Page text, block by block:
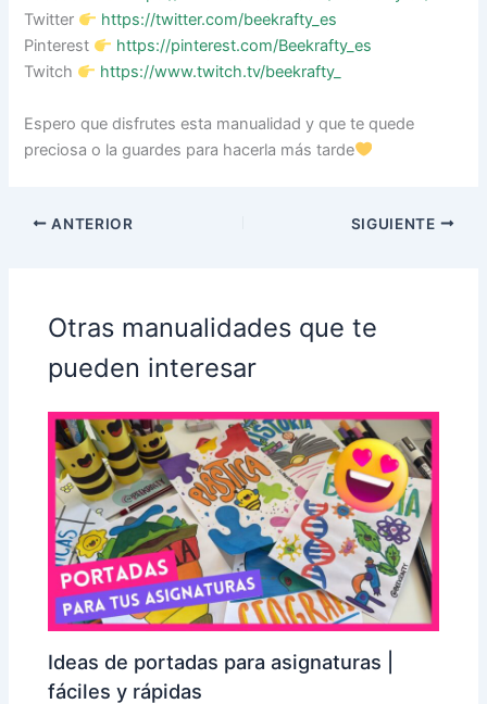
Twitter
https://twitter.com/beekrafty_es
Pinterest
https://pinterest.com/Beekrafty_es
Twitch
https://www.twitch.tv/beekrafty_
Espero que disfrutes esta manualidad y que te quede
preciosa o la guardes para hacerla más tarde
ANTERIOR SIGUIENTE
Otras manualidades que te
pueden interesar
Ideas de portadas para asignaturas |
fáciles y rápidas